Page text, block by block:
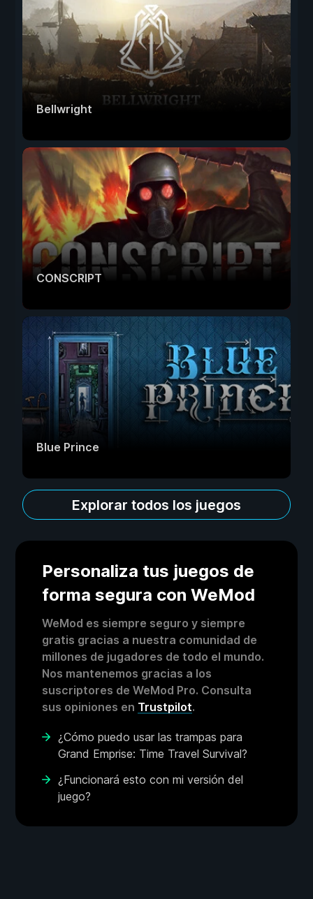
Bellwright
CONSCRIPT
Blue Prince
Explorar todos los juegos
Personaliza tus juegos de
forma segura con WeMod
WeMod es siempre seguro y siempre
gratis gracias a nuestra comunidad de
millones de jugadores de todo el mundo.
Nos mantenemos gracias a los
suscriptores de WeMod Pro. Consulta
sus opiniones en Trustpilot.
¿Cómo puedo usar las trampas para
Grand Emprise: Time Travel Survival?
¿Funcionará esto con mi versión del
juego?